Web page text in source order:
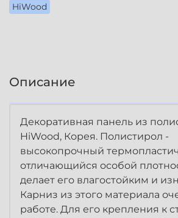
HiWood
Описание
Декоративная панель из
HiWood, Корея. Полистирол -
высокопрочный
отличающийся особой
делает его влагостойким и
Карниз из этого материала
работе. Для его крепления к